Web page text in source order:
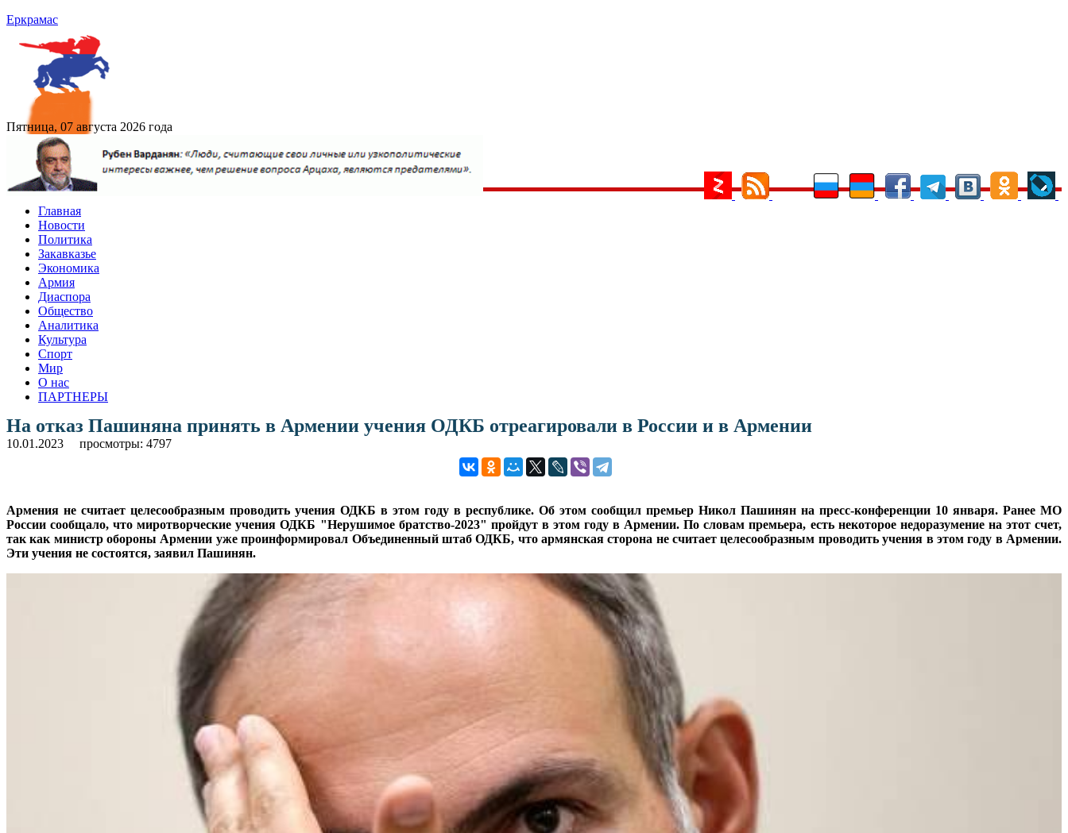
Еркрамас
Пятница, 07 августа 2026 года
Главная
Новости
Политика
Закавказье
Экономика
Армия
Диаспора
Общество
Аналитика
Культура
Спорт
Мир
О нас
ПАРТНЕРЫ
На отказ Пашиняна принять в Армении учения ОДКБ отреагировали в России и в Армении
10.01.2023 просмотры: 4797
Армения не считает целесообразным проводить учения ОДКБ в этом году в республике. Об этом сообщил премьер Никол Пашинян на пресс-конференции 10 января. Ранее МО
России сообщало, что миротворческие учения ОДКБ "Нерушимое братство-2023" пройдут в этом году в Армении. По словам премьера, есть некоторое недоразумение на этот счет,
так как министр обороны Армении уже проинформировал Объединенный штаб ОДКБ, что армянская сторона не считает целесообразным проводить учения в этом году в Армении.
Эти учения не состоятся, заявил Пашинян.